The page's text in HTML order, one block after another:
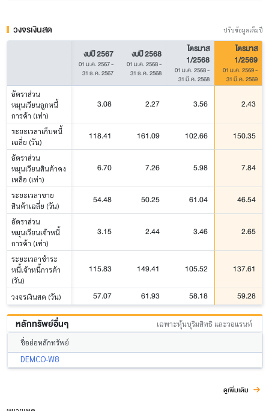
วงจรเงินสด ปรับข้อมูลเต็มปี
งบปี 2567
01 ม.ค. 2567-
31 ธ.ค. 2567
งบปี 2568
01 ม.ค. 2568-
31 ธ.ค. 2568
ไตรมาส
1/2568
01 ม.ค. 2568-
31 มี.ค. 2568
ไตรมาส
1/2569
01 ม.ค. 2569-
31 มี.ค. 2569
อัตราส่วน
หมุนเวียนลูกหนี้
การค้า (เท่า)
3.08 2.27 3.56 2.43
ระยะเวลาเก็บหนี้
เฉลี่ย (วัน)
118.41 161.09 102.66 150.35
อัตราส่วน
หมุนเวียนสินค้าคง
เหลือ (เท่า)
6.70 7.26 5.98 7.84
ระยะเวลาขาย
สินค้าเฉลี่ย (วัน)
54.48 50.25 61.04 46.54
อัตราส่วน
หมุนเวียนเจ้าหนี้
การค้า (เท่า)
3.15 2.44 3.46 2.65
ระยะเวลาชำระ
หนี้เจ้าหนี้การค้า
(วัน)
115.83 149.41 105.52 137.61
วงจรเงินสด (วัน) 57.07 61.93 58.18 59.28
หลักทรัพย์อื่นๆ
เฉพาะหุ้นบุริมสิทธิ และวอแรนท์
ชื่อย่อหลักทรัพย์
DEMCO-W8
ดูเพิ่มเติม